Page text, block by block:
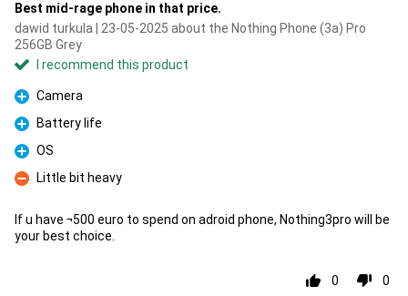
Best mid-rage phone in that price.
dawid turkula | 23-05-2025 about the Nothing Phone (3a) Pro
256GB Grey
I recommend this product
Pro
Camera
Pro
Battery life
Pro
OS
Con
Little bit heavy
If u have ¬500 euro to spend on adroid phone, Nothing3pro will be
your best choice.
0 0